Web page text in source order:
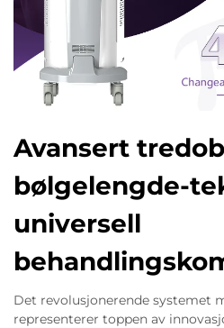
Avansert
bølgelengde-
universell
Det revolusjonerende systemet
representerer toppen av